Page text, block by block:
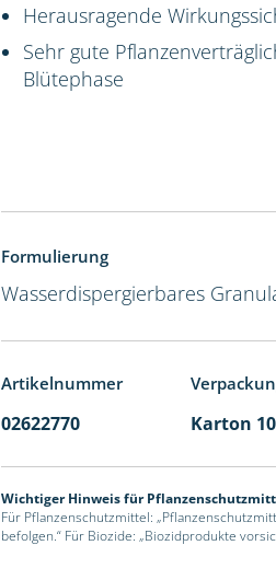
Herausragende
Sehr gute
Blütephase
Formulierung
Wasserdispergierbares
Artikelnummer
02622770 Karton
Wichtiger Hinweis für
Für Pflanzenschutzmittel:
befolgen.“ Für Biozide: „Biozidprodukte